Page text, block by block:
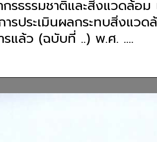
รธรรมชาติและสิ่งแวดล้อ
รประเมินผลกระทบสิ่งแ
รแล้ว (ฉบับที่ ..) พ.ศ. ….